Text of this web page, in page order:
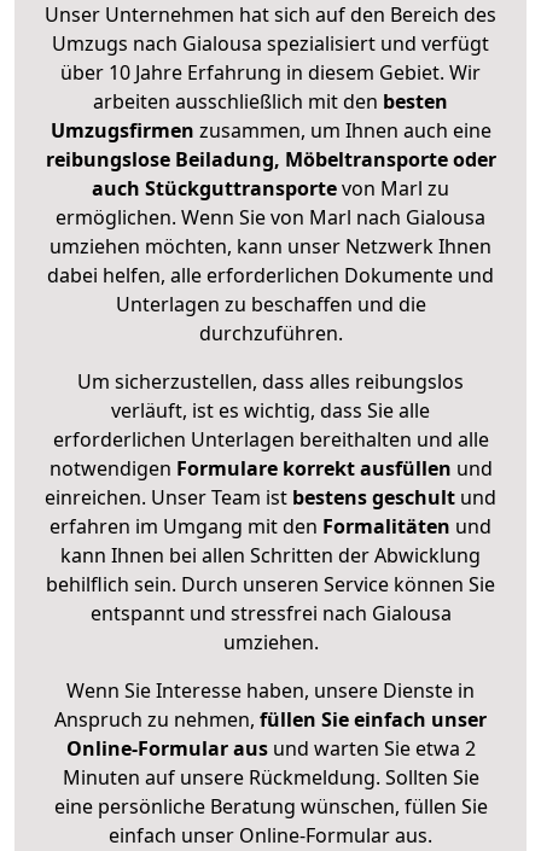
Unser Unternehmen hat sich auf den Bereich des
Umzugs nach Gialousa spezialisiert und verfügt
über 10 Jahre Erfahrung in diesem Gebiet. Wir
arbeiten ausschließlich mit den besten
Umzugsfirmen zusammen, um Ihnen auch eine
reibungslose Beiladung, Möbeltransporte oder
auch Stückguttransportevon Marl zu
ermöglichen. Wenn Sie von Marl nach Gialousa
umziehen möchten, kann unser Netzwerk Ihnen
dabei helfen, alle erforderlichen Dokumente und
Unterlagen zu beschaffen und die
durchzuführen.
Um sicherzustellen, dass alles reibungslos
verläuft, ist es wichtig, dass Sie alle
erforderlichen Unterlagen bereithalten und alle
notwendigen Formulare korrekt ausfüllen und
einreichen. Unser Team ist bestens geschult und
erfahren im Umgang mit den Formalitäten und
kann Ihnen bei allen Schritten der Abwicklung
behilflich sein. Durch unseren Service können Sie
entspannt und stressfrei nach Gialousa
umziehen.
Wenn Sie Interesse haben, unsere Dienste in
Anspruch zu nehmen, füllen Sie einfach unser
Online-Formular ausund warten Sie etwa 2
Minuten auf unsere Rückmeldung. Sollten Sie
eine persönliche Beratung wünschen, füllen Sie
einfach unser Online-Formular aus.